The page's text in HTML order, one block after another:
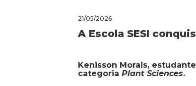
21/05/2026
A Escola SESI
Kenisson Morais,
categoria Plant Sciences.